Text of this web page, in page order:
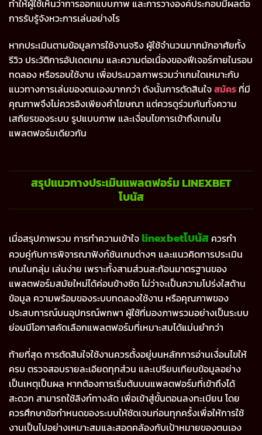
ทำให้ผู้ใช้เห็นว่าการออกแบบภาพ และการวางองค์ประกอบมีผลต่อ
การรับรู้จังหวะการเล่นอย่างไร
หากประเมินตามข้อมูลการใช้งานจริง ผู้ใช้จำนวนมากมักอาศัยทั้ง
รีวิว ประวัติการอัปเดตเกม และความต่อเนื่องของฟีเจอร์ภายในรอบ
ทดลอง หรือรอบใช้งาน เพื่อประมวลภาพรวมว่าเกมใดเหมาะกับ
แนวทางการเล่นของตนเองมากกว่า ดังนั้นการตัดสินใจสมัคร ที่มี
คุณภาพจึงไม่ควรอิงเพียงคำโฆษณา แต่ควรดูร่วมกันทั้งความ
เสถียรของระบบ รูปแบบภาพ และเงื่อนไขการเข้าถึงเกมใน
แพลตฟอร์มเดียวกัน
สรุปแนวทางประเมินแพลตฟอร์ม LINEXBET
โบนัส
เมื่อสรุปภาพรวม การทำความเข้าใจ linexbetโบนัส ควรทำ
ควบคู่กับการพิจารณาฟังก์ชันเกมต่างๆ และแนวคิดการประเมิน
เกมในกลุ่ม เล่นง่าย เพราะทั้งสามส่วนสะท้อนมาตรฐานของ
แพลตฟอร์มสมัยใหม่ได้ค่อนข้างชัด ไม่ว่าจะเป็นความโปร่งใสด้าน
ข้อมูล ความพร้อมของระบบทดลองใช้งาน หรือคุณภาพของ
ประสบการณ์บนอุปกรณ์พกพา ผู้ใช้ที่มองภาพรวมอย่างเป็นระบบ
ย่อมมีโอกาสคัดเลือกแพลตฟอร์มที่เหมาะสมได้แม่นยำกว่า
ท้ายที่สุด การตัดสินใจใช้งานควรตั้งอยู่บนหลักการอ่านเงื่อนไขให้
ครบ ตรวจสอบรายละเอียดทุกส่วน และเปรียบเทียบข้อมูลอย่าง
เป็นเหตุเป็นผล หากต้องการเริ่มต้นบนแพลตฟอร์มที่เข้าถึงได้
สะดวก สามารถใช้ลิงก์ทางลัด เพื่อเข้าสู่ขั้นตอนลงทะเบียน โดย
ควรศึกษาข้อกำหนดของระบบให้ชัดเจนก่อนทุกครั้งเพื่อให้การใช้
งานเป็นไปอย่างเหมาะสมและสอดคล้องกับเป้าหมายของตนเอง